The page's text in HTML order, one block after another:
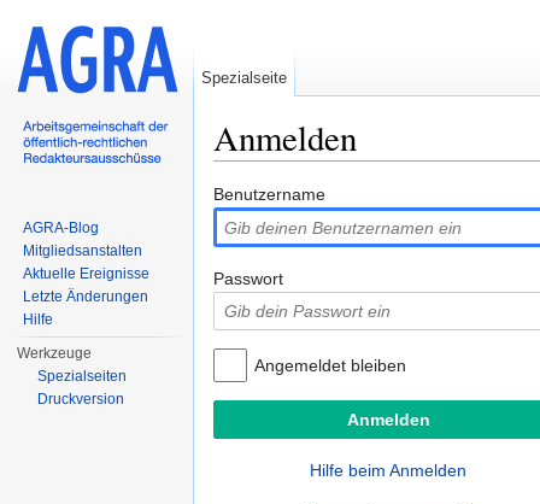
Anmelden
Benutzername
Passwort
Angemeldet bleiben
Hilfe beim Anmelden
Spezialseite
AGRA-Blog
Mitgliedsanstalten
Aktuelle Ereignisse
Letzte Änderungen
Hilfe
Werkzeuge
Spezialseiten
Druckversion